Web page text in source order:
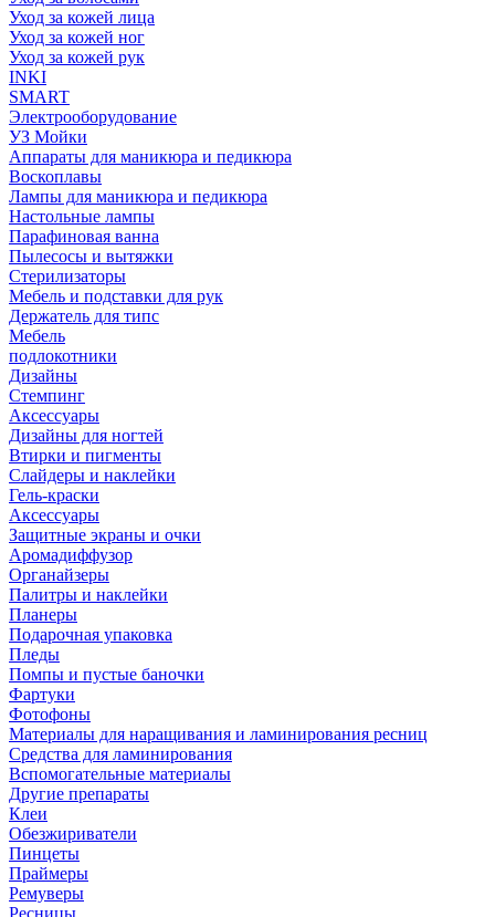
Уход за кожей лица
Уход за кожей ног
Уход за кожей рук
INKI
SMART
Электрооборудование
УЗ Мойки
Аппараты для маникюра и педикюра
Воскоплавы
Лампы для маникюра и педикюра
Настольные лампы
Парафиновая ванна
Пылесосы и вытяжки
Стерилизаторы
Мебель и подставки для рук
Держатель для типс
Мебель
подлокотники
Дизайны
Стемпинг
Аксессуары
Дизайны для ногтей
Втирки и пигменты
Слайдеры и наклейки
Гель-краски
Аксессуары
Защитные экраны и очки
Аромадиффузор
Органайзеры
Палитры и наклейки
Планеры
Подарочная упаковка
Пледы
Помпы и пустые баночки
Фартуки
Фотофоны
Материалы для наращивания и ламинирования ресниц
Средства для ламинирования
Вспомогательные материалы
Другие препараты
Клеи
Обезжириватели
Пинцеты
Праймеры
Ремуверы
Ресницы